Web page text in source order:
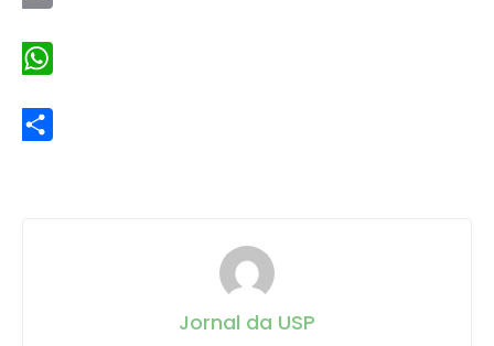
Jornal da USP